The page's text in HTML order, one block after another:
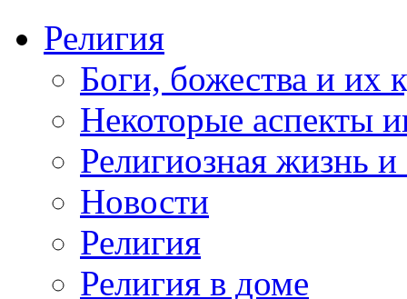
Религия
Боги, божества и их
Некоторые аспекты
Религиозная жизнь
Новости
Религия
Религия в доме